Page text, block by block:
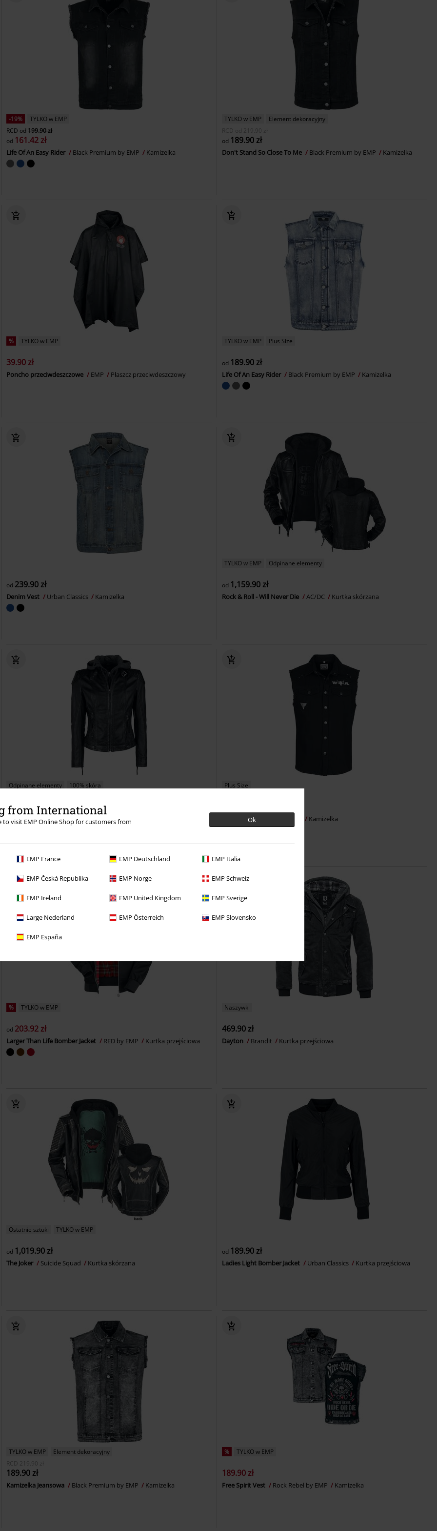
from International
to visit EMP Online Shop for customers from
Ok
EMP France EMP Deutschland EMP Italia
EMP Česká Republika EMP Norge EMP Schweiz
EMP Ireland EMP United Kingdom EMP Sverige
Large Nederland EMP Österreich EMP Slovensko
EMP España
-19%
TYLKO w EMP
RCD od199.90 zł
od 161.42 zł
Life Of An Easy Rider Black Premium by EMP Kamizelka
TYLKO w EMP
Element dekoracyjny
RCD
od 219.90 zł
od 189.90 zł
Don't Stand So Close To Me Black Premium by EMP Kamizelka
% TYLKO w EMP
39.90 zł
Poncho przeciwdeszczowe EMP Płaszcz przeciwdeszczowy
TYLKO w EMP Plus Size
od 189.90 zł
Life Of An Easy Rider Black Premium by EMP Kamizelka
od 239.90 zł
Denim Vest Urban Classics Kamizelka
TYLKO w EMP Odpinane elementy
od 1,159.90 zł
Rock & Roll - Will Never Die AC/DC Kurtka skórzana
Odpinane elementy 100% skóra
od739.90 zł
Cacey LEGV Mauritius Kurtka skórzana
Plus Size
Wacken Open Air Kamizelka
% TYLKO w EMP
od 203.92 zł
Larger Than Life Bomber Jacket RED by EMP Kurtka przejściowa
Naszywki
469.90 zł
Dayton Brandit Kurtka przejściowa
Ostatnie sztuki TYLKO w EMP
od 1,019.90 zł
The Joker Suicide Squad Kurtka skórzana
od 189.90 zł
Ladies Light Bomber Jacket Urban Classics Kurtka przejściowa
TYLKO w EMP
Element dekoracyjny
RCD 219.90 zł
189.90 zł
Kamizelka Jeansowa Black Premium by EMP Kamizelka
% TYLKO w EMP
189.90 zł
Free Spirit Vest Rock Rebel by EMP Kamizelka